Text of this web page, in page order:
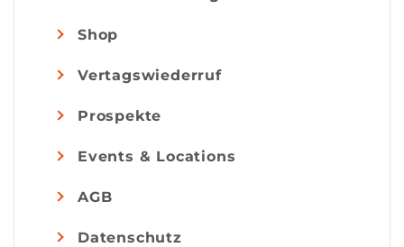
Shop
Vertagswiederruf
Prospekte
Events & Locations
AGB
Datenschutz